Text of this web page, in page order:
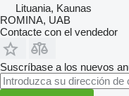
Lituania, Kaunas
ROMINA, UAB
Contacte con el vendedor
Suscríbase a los nuevos